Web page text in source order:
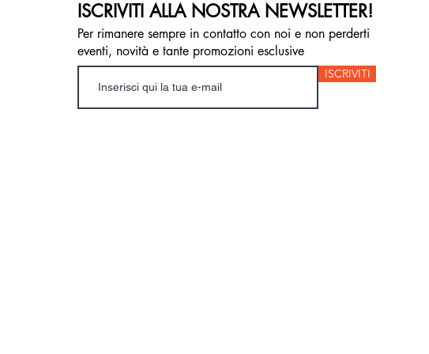
ISCRIVITI ALLA NOSTRA NEWSLETTER!
Per rimanere sempre in contatto con noi e non perderti
eventi, novità e tante promozioni esclusive
ISCRIVITI